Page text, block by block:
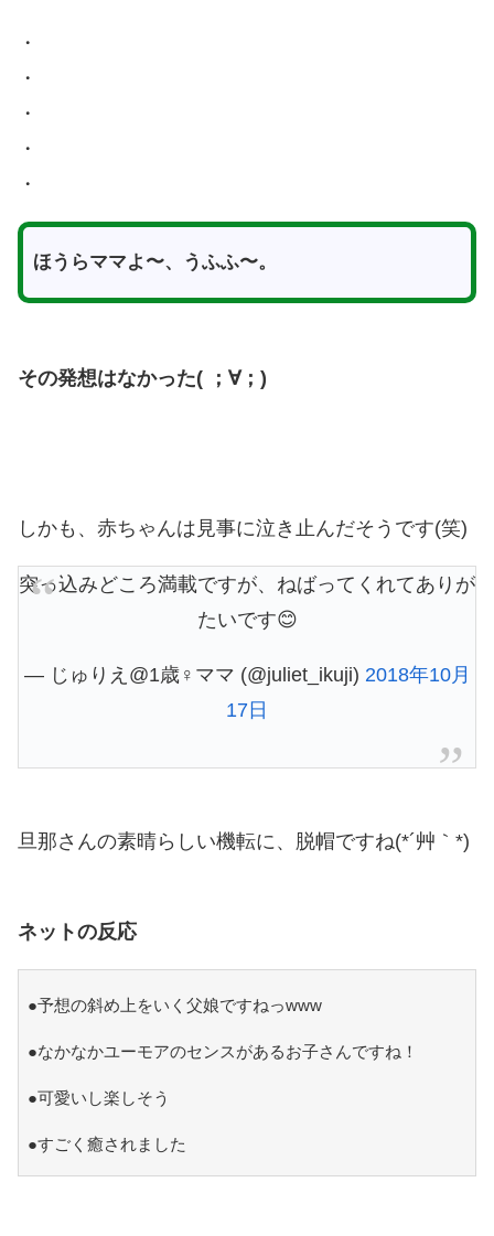
・
・
・
・
・
ほうらママよ〜、うふふ〜。
その発想はなかった( ；∀；)
しかも、赤ちゃんは見事に泣き止んだそうです(笑)
突っ込みどころ満載ですが、ねばってくれてありが
たいです😊
— じゅりえ@1歳♀ママ (@juliet_ikuji) 2018年10月
17日
旦那さんの素晴らしい機転に、脱帽ですね(*´艸｀*)
ネットの反応
●予想の斜め上をいく父娘ですねっwww
●なかなかユーモアのセンスがあるお子さんですね！
●可愛いし楽しそう
●すごく癒されました